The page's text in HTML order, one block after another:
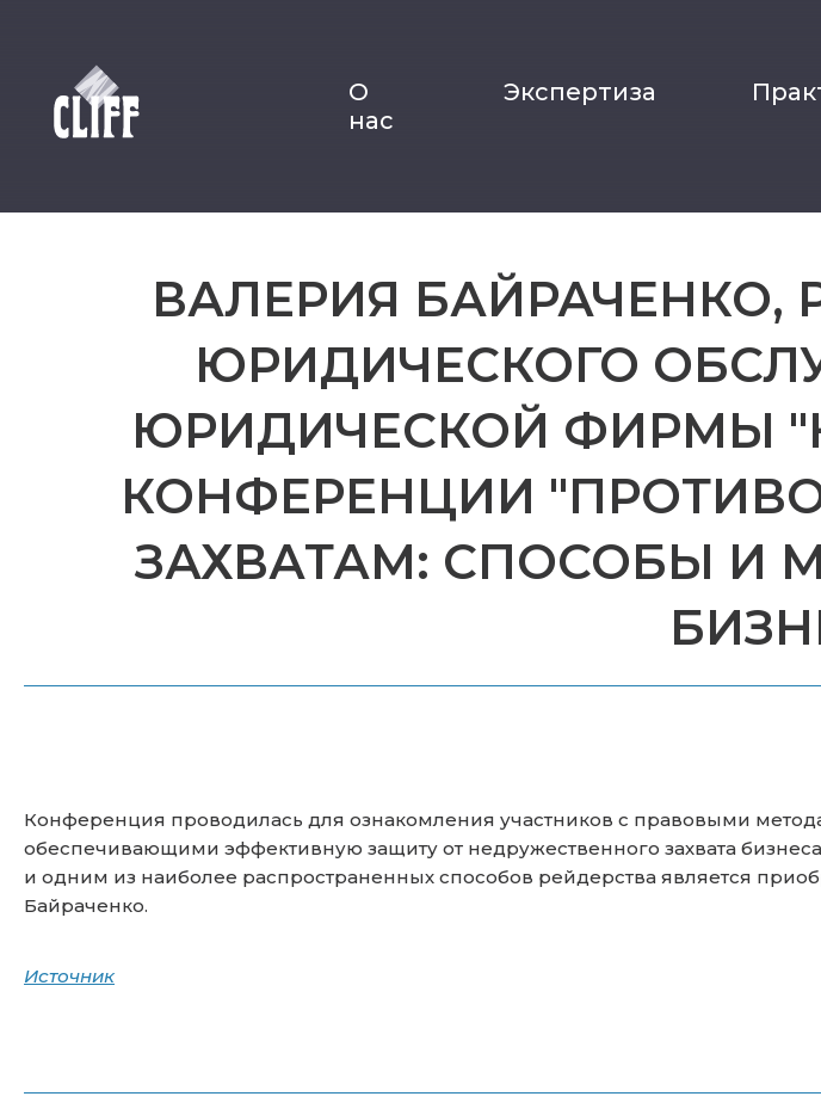
О
нас
Экспертиза
ВАЛЕРИЯ БАЙРАЧЕНКО,
ЮРИДИЧЕСКОГО
ЮРИДИЧЕСКОЙ ФИРМЫ
КОНФЕРЕНЦИИ
ЗАХВАТАМ: СПОСОБЫ И
Конференция проводилась для ознакомления участников с правовыми
обеспечивающими эффективную защиту от недружественного захвата
и одним из наиболее распространенных способов рейдерства является
Байраченко.
Источник